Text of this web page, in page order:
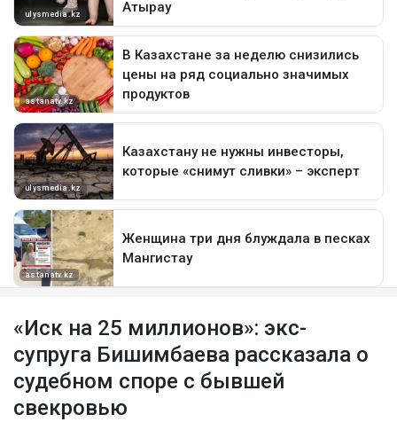
«Иск на 25 миллионов»: экс-
супруга Бишимбаева рассказала о
судебном споре с бывшей
свекровью